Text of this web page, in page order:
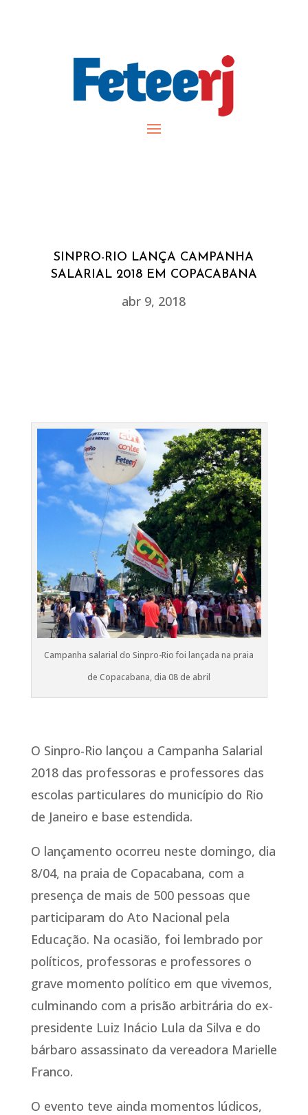
SINPRO-RIO LANÇA CAMPANHA
SALARIAL 2018 EM COPACABANA
abr 9, 2018
Campanha salarial do Sinpro-Rio foi lançada na praia
de Copacabana, dia 08 de abril
O Sinpro-Rio lançou a Campanha Salarial
2018 das professoras e professores das
escolas particulares do município do Rio
de Janeiro e base estendida.
O lançamento ocorreu neste domingo, dia
8/04, na praia de Copacabana, com a
presença de mais de 500 pessoas que
participaram do Ato Nacional pela
Educação. Na ocasião, foi lembrado por
políticos, professoras e professores o
grave momento político em que vivemos,
culminando com a prisão arbitrária do ex-
presidente Luiz Inácio Lula da Silva e do
bárbaro assassinato da vereadora Marielle
Franco.
O evento teve ainda momentos lúdicos,